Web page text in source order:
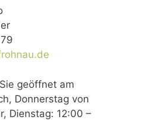
geöffnet am
Donnerstag von
Dienstag: 12:00 –